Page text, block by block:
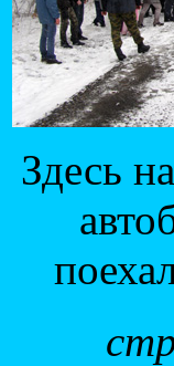
Здесь